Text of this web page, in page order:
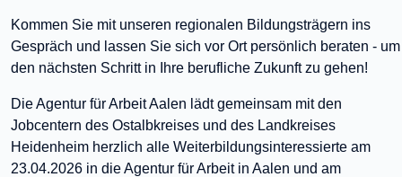
Kommen Sie mit unseren regionalen Bildungsträgern ins
Gespräch und lassen Sie sich vor Ort persönlich beraten - um
den nächsten Schritt in Ihre berufliche Zukunft zu gehen!
Die Agentur für Arbeit Aalen lädt gemeinsam mit den
Jobcentern des Ostalbkreises und des Landkreises
Heidenheim herzlich alle Weiterbildungsinteressierte am
23.04.2026 in die Agentur für Arbeit in Aalen und am